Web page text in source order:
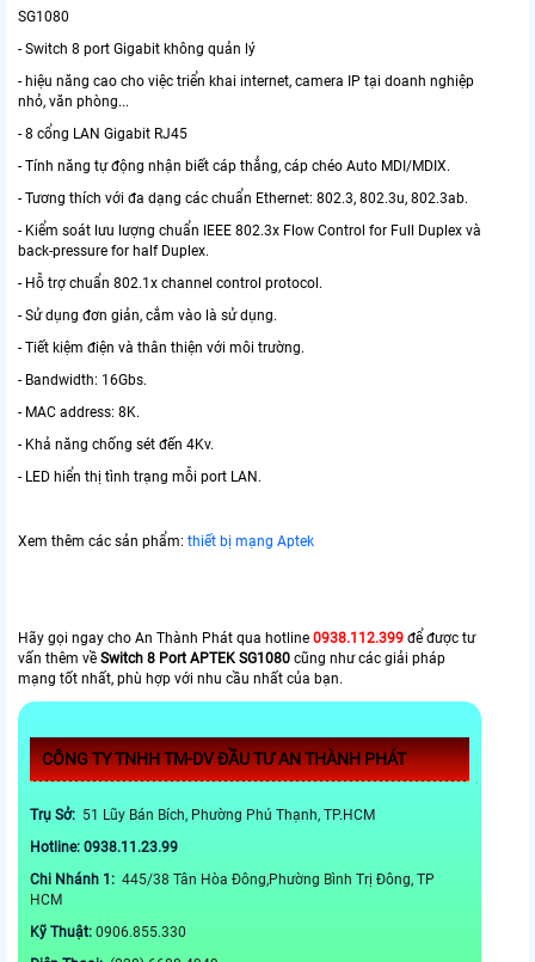
SG1080
- Switch 8 port Gigabit không quản lý
- hiệu năng cao cho việc triển khai internet, camera IP tại doanh nghiệp
nhỏ, văn phòng...
- 8 cổng LAN Gigabit RJ45
- Tính năng tự động nhận biết cáp thẳng, cáp chéo Auto MDI/MDIX.
- Tương thích với đa dạng các chuẩn Ethernet: 802.3, 802.3u, 802.3ab.
- Kiểm soát lưu lượng chuẩn IEEE 802.3x Flow Control for Full Duplex và
back-pressure for half Duplex.
- Hỗ trợ chuẩn 802.1x channel control protocol.
- Sử dụng đơn giản, cắm vào là sử dụng.
- Tiết kiệm điện và thân thiện với môi trường.
- Bandwidth: 16Gbs.
- MAC address: 8K.
- Khả năng chống sét đến 4Kv.
- LED hiển thị tình trạng mỗi port LAN.
Xem thêm các sản phẩm: thiết bị mạng Aptek
Hãy gọi ngay cho An Thành Phát qua hotline 0938.112.399 để được tư
vấn thêm về Switch 8 Port APTEK SG1080 cũng như các giải pháp
mạng tốt nhất, phù hợp với nhu cầu nhất của bạn.
CÔNG TY TNHH TM-DV ĐẦU TƯ AN THÀNH PHÁT
Trụ Sở: 51 Lũy Bán Bích, Phường Phú Thạnh, TP.HCM
Hotline: 0938.11.23.99
Chi Nhánh 1: 445/38 Tân Hòa Đông,Phường Bình Trị Đông, TP
HCM
Kỹ Thuật: 0906.855.330